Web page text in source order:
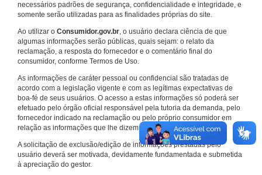
necessários padrões de segurança, confidencialidade e integridade, e
somente serão utilizadas para as finalidades próprias do site.
Ao utilizar o Consumidor.gov.br, o usuário declara ciência de que
algumas informações serão públicas, quais sejam: o relato da
reclamação, a resposta do fornecedor e o comentário final do
consumidor, conforme Termos de Uso.
As informações de caráter pessoal ou confidencial são tratadas de
acordo com a legislação vigente e com as legítimas expectativas de
boa-fé de seus usuários. O acesso a estas informações só poderá ser
efetuado pelo órgão oficial responsável pela tutoria da demanda, pelo
fornecedor indicado na reclamação ou pelo próprio consumidor em
relação as informações que lhe dizem respeito.
A solicitação de exclusão/edição de informações prestadas pelo
usuário deverá ser motivada, devidamente fundamentada e submetida
à apreciação do gestor.